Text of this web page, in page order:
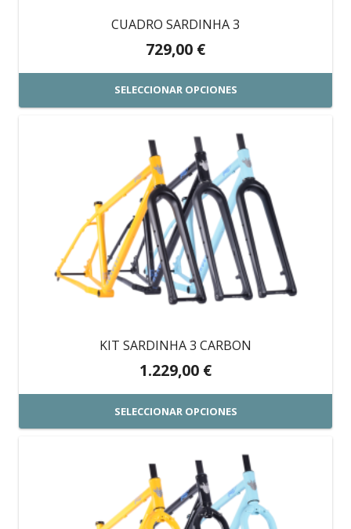
en
página
producto
CUADRO SARDINHA 3
729,00 €
SELECCIONAR OPCIONES
producto
tiene
múltiples
variantes.
Las
opciones
se
pueden
en
página
producto
KIT SARDINHA 3 CARBON
1.229,00 €
SELECCIONAR OPCIONES
producto
tiene
múltiples